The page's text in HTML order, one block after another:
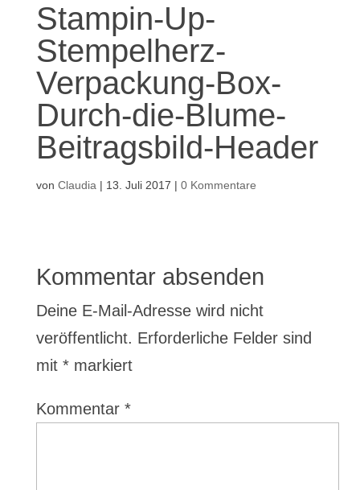
Stampin-Up-
Stempelherz-
Verpackung-Box-
Durch-die-Blume-
Beitragsbild-Header
von Claudia | 13. Juli 2017 | 0 Kommentare
Kommentar absenden
Deine E-Mail-Adresse wird nicht
veröffentlicht. Erforderliche Felder sind
mit *markiert
Kommentar *